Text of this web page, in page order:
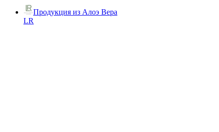
Продукция из Алоэ Вера
LR